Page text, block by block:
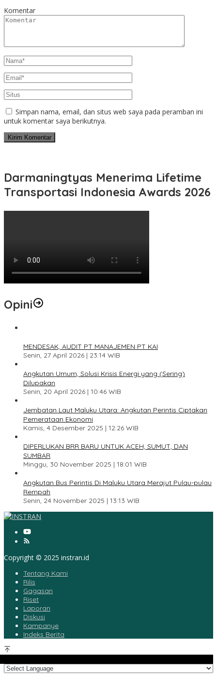
Komentar
Simpan nama, email, dan situs web saya pada peramban ini
untuk komentar saya berikutnya.
Darmaningtyas Menerima Lifetime
Transportasi Indonesia Awards 2026
Opini
MENDESAK, AUDIT PT MANAJEMEN PT KAI
Senin, 27 April 2026 | 23:14 WIB
Angkutan Umum, Solusi Krisis Energi yang (Sering)
Dilupakan
Senin, 20 April 2026 | 10:46 WIB
Jembatan Laut Maluku Utara: Angkutan Perintis Ciptakan
Pemerataan Ekonomi
Kamis, 4 Desember 2025 | 12:26 WIB
DIPERLUKAN BRR BARU UNTUK ACEH, SUMUT, DAN
SUMBAR
Minggu, 30 November 2025 | 18:01 WIB
Angkutan Bus Perintis Di Maluku Utara Merajut Pulau-pulau
Rempah
Senin, 24 November 2025 | 13:13 WIB
Copyright © 2025 instran.id
Tentang Kami
Rilis
Gagasan
Riset
Laporan
Diskusi
Kampanye
Indeks Berita